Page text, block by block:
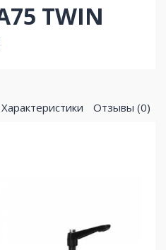
TWIN
Характеристики Отзывы (0)